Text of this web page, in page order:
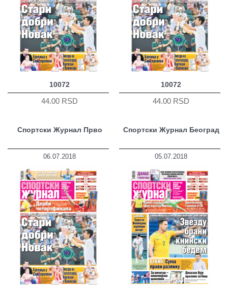
10072
44.00 RSD
10072
44.00 RSD
Спортски Журнал Прво
06.07.2018
Спортски Журнал Београд
05.07.2018